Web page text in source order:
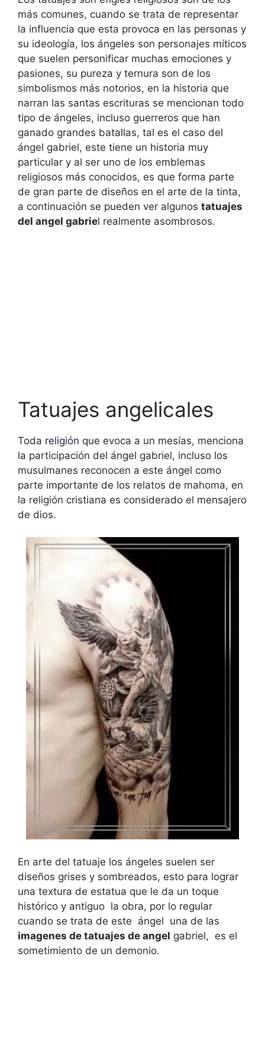
más comunes, cuando se trata de representar
la influencia que esta provoca en las personas y
su ideología, los ángeles son personajes míticos
que suelen personificar muchas emociones y
pasiones, su pureza y ternura son de los
simbolismos más notorios, en la historia que
narran las santas escrituras se mencionan todo
tipo de ángeles, incluso guerreros que han
ganado grandes batallas, tal es el caso del
ángel gabriel, este tiene un historia muy
particular y al ser uno de los emblemas
religiosos más conocidos, es que forma parte
de gran parte de diseños en el arte de la tinta,
a continuación se pueden ver algunos tatuajes
del angel gabriel realmente asombrosos.
Tatuajes angelicales
Toda religión que evoca a un mesías, menciona
la participación del ángel gabriel, incluso los
musulmanes reconocen a este ángel como
parte importante de los relatos de mahoma, en
la religión cristiana es considerado el mensajero
de dios.
En arte del tatuaje los ángeles suelen ser
diseños grises y sombreados, esto para lograr
una textura de estatua que le da un toque
histórico y antiguo la obra, por lo regular
cuando se trata de este ángel una de las
imagenes de tatuajes de angel gabriel, es el
sometimiento de un demonio.